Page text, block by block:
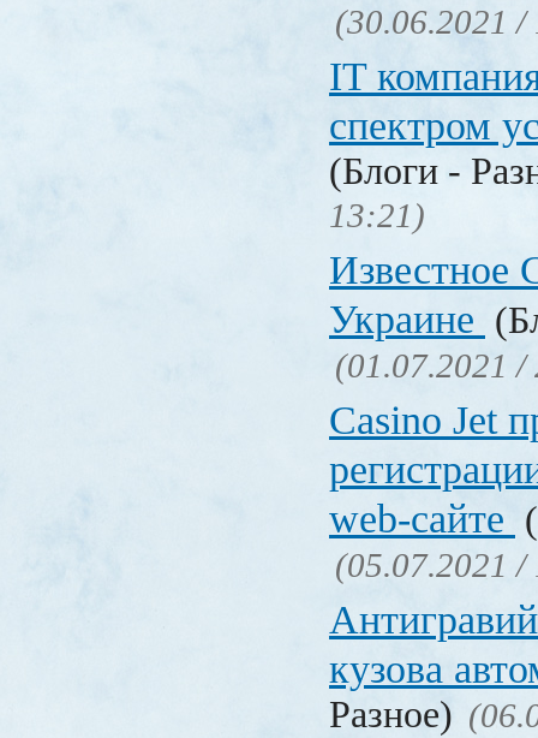
(30.06.2021 /
IT
спектром
(Блоги -
13:21)
Известное
Украине
(01.07.2021 /
Сasino Jet
web-сайте
(05.07.2021 /
кузова
Разное)